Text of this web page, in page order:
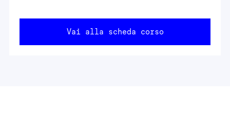
Vai alla scheda corso